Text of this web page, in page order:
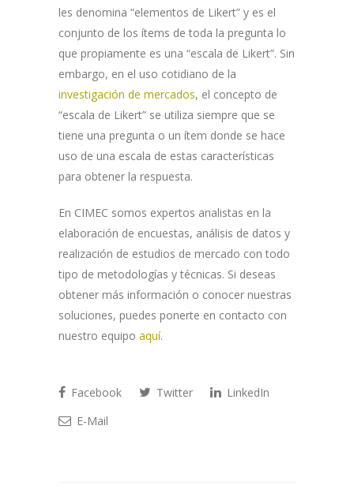
les denomina “elementos de Likert” y es el
conjunto de los ítems de toda la pregunta lo
que propiamente es una “escala de Likert”. Sin
embargo, en el uso cotidiano de la
investigación de mercados, el concepto de
“escala de Likert” se utiliza siempre que se
tiene una pregunta o un ítem donde se hace
uso de una escala de estas características
para obtener la respuesta.
En CIMEC somos expertos analistas en la
elaboración de encuestas, análisis de datos y
realización de estudios de mercado con todo
tipo de metodologías y técnicas. Si deseas
obtener más información o conocer nuestras
soluciones, puedes ponerte en contacto con
nuestro equipo aquí.
Facebook Twitter
LinkedIn
E-Mail